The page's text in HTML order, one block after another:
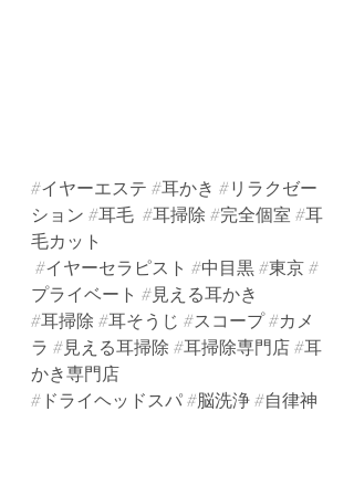
#イヤーエステ #耳かき #リラクゼー
ション #耳毛 #耳掃除 #完全個室 #耳
毛カット
#イヤーセラピスト #中目黒 #東京 #
プライベート #見える耳かき
#耳掃除 #耳そうじ #スコープ #カメ
ラ #見える耳掃除 #耳掃除専門店 #耳
かき専門店
#ドライヘッドスパ #脳洗浄 #自律神